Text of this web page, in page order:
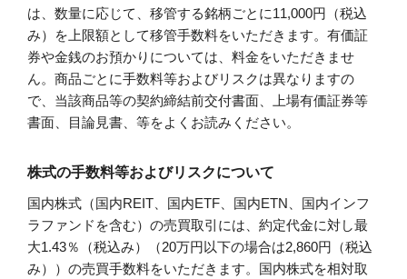
は、数量に応じて、移管する銘柄ごとに11,000円（税込
み）を上限額として移管手数料をいただきます。有価証
券や金銭のお預かりについては、料金をいただきませ
ん。商品ごとに手数料等およびリスクは異なりますの
で、当該商品等の契約締結前交付書面、上場有価証券等
書面、目論見書、等をよくお読みください。
株式の手数料等およびリスクについて
国内株式（国内REIT、国内ETF、国内ETN、国内インフ
ラファンドを含む）の売買取引には、約定代金に対し最
大1.43％（税込み）（20万円以下の場合は2,860円（税込
み））の売買手数料をいただきます。国内株式を相対取